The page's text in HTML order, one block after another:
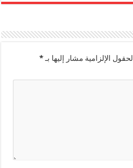
الحقول الإلزامية مشار إليها بـ*